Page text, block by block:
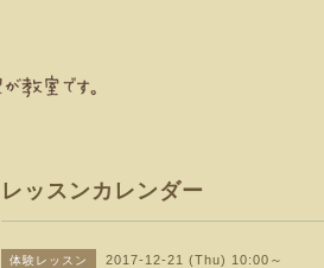
レッスンカレンダー
体験レッスン 2017-12-21 (Thu) 10:00～